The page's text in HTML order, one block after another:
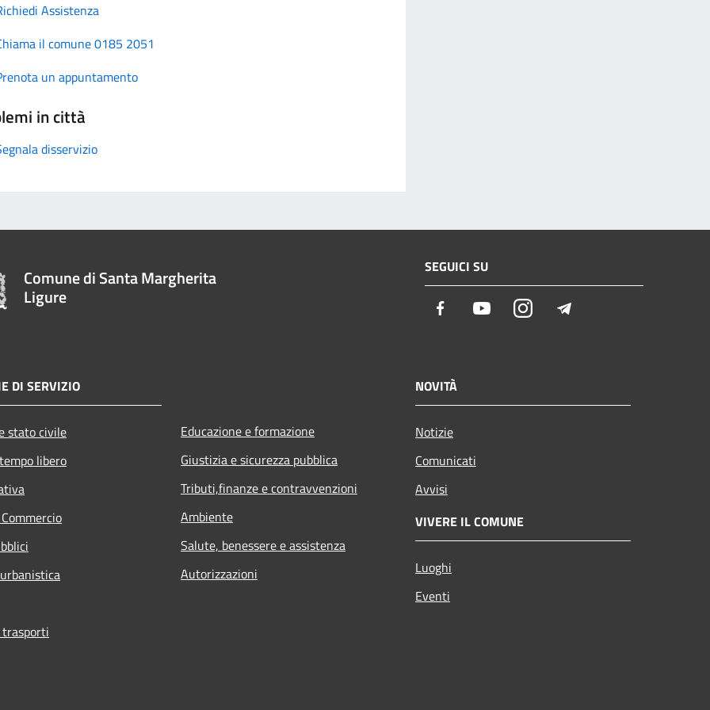
Assistenza
il comune 0185 2051
un appuntamento
in città
disservizio
Comune di Santa Margherita
Ligure
SEGUICI SU
Facebook YoutubeInstagram
DI SERVIZIO
stato civile
libero
Educazione e formazione
Giustizia e sicurezza pubblica
Tributi,finanze e contravvenzioni
Ambiente
Salute, benessere e assistenza
Autorizzazioni
NOVITÀ
Notizie
Comunicati
Avvisi
VIVERE IL COMUNE
Luoghi
Eventi